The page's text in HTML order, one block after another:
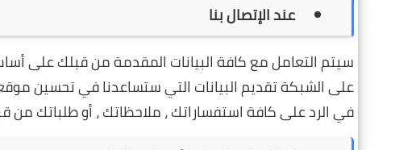
عند الإتصال بنا
سيتم التعامل مع كافة البيانات المقدمة من قبلك على
على الشبكة تقديم البيانات التي ستساعدنا في تحسين
في الرد على كافة استفساراتك ، ملاحظاتك ، أو طلباتك من